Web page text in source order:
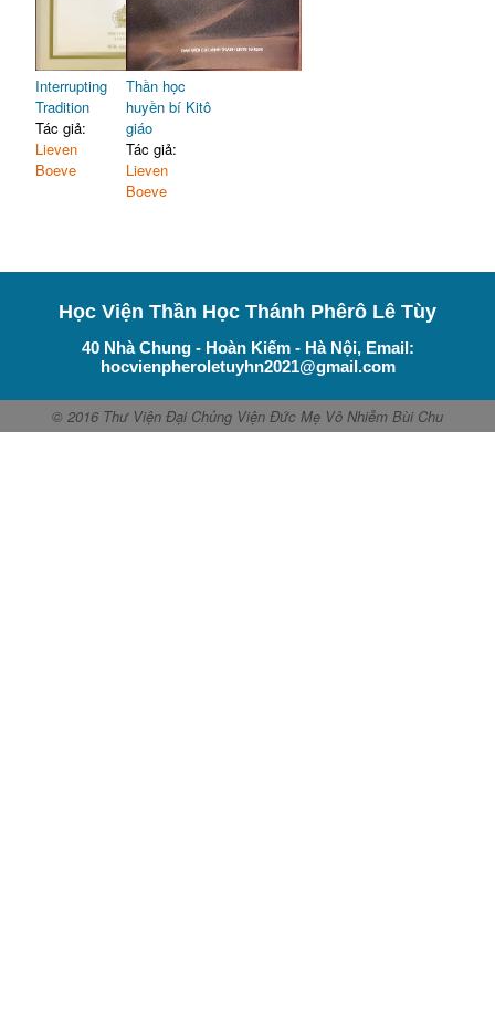
Interrupting
Tradition
Tác giả:
Lieven
Boeve
Thần học
huyền bí Kitô
giáo
Tác giả:
Lieven
Boeve
Học Viện Thần Học Thánh Phêrô Lê Tùy
40 Nhà Chung - Hoàn Kiếm - Hà Nội, Email:
hocvienpheroletuyhn2021@gmail.com
© 2016 Thư Viện Đại Chủng Viện Đức Mẹ Vô Nhiễm Bùi Chu